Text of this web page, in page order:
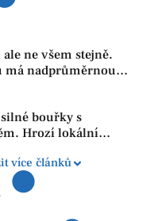
ne všem stejně.
má nadprůměrnou
pod hranicí
bouřky s
Hrozí lokální
více článků